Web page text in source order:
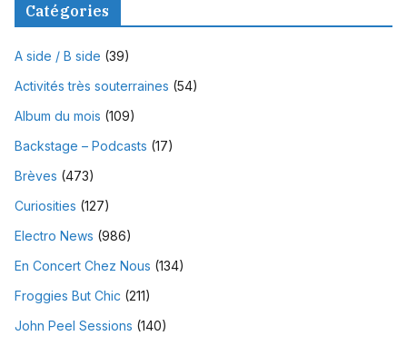
Catégories
A side / B side (39)
Activités très souterraines (54)
Album du mois (109)
Backstage – Podcasts (17)
Brèves (473)
Curiosities (127)
Electro News (986)
En Concert Chez Nous (134)
Froggies But Chic (211)
John Peel Sessions (140)